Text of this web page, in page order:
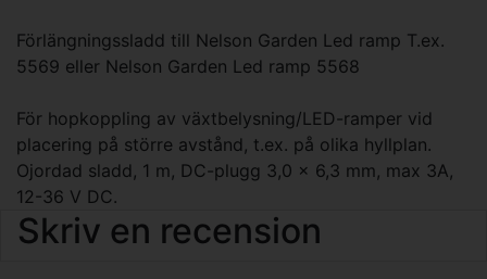
Förlängningssladd till Nelson Garden Led ramp T.ex.
5569 eller Nelson Garden Led ramp 5568
För hopkoppling av växtbelysning/LED-ramper vid
placering på större avstånd, t.ex. på olika hyllplan.
Ojordad sladd, 1 m, DC-plugg 3,0 x 6,3 mm, max 3A,
12-36 V DC.
Skriv en recension